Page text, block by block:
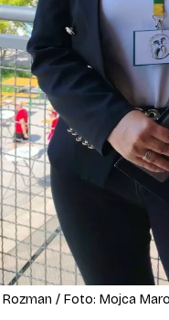
Rozman / Foto: Mojca